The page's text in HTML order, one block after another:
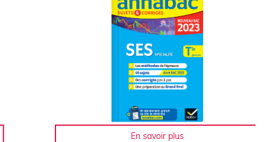
En savoir plus